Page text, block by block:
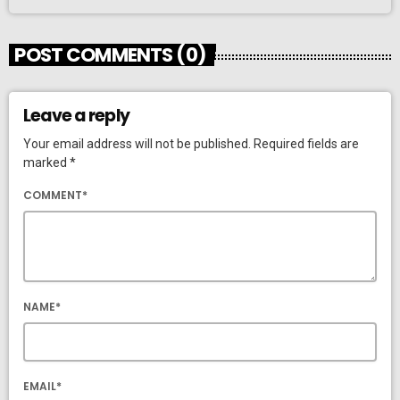
POST COMMENTS (0)
Leave a reply
Your email address will not be published. Required fields are
marked *
COMMENT*
NAME*
EMAIL*